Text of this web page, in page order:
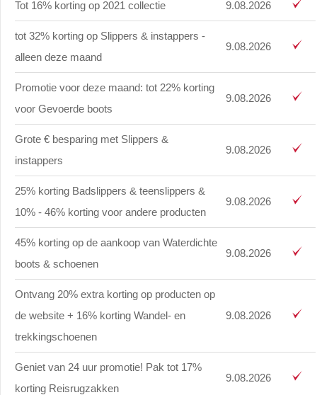
Tot 16% korting op 2021 collectie 9.08.2026
tot 32% korting op Slippers & instappers -
alleen deze maand
9.08.2026
Promotie voor deze maand: tot 22% korting
voor Gevoerde boots
9.08.2026
Grote € besparing met Slippers &
instappers
9.08.2026
25% korting Badslippers & teenslippers &
10% - 46% korting voor andere producten
9.08.2026
45% korting op de aankoop van Waterdichte
boots & schoenen
9.08.2026
Ontvang 20% extra korting op producten op
de website + 16% korting Wandel- en
trekkingschoenen
9.08.2026
Geniet van 24 uur promotie! Pak tot 17%
korting Reisrugzakken
9.08.2026